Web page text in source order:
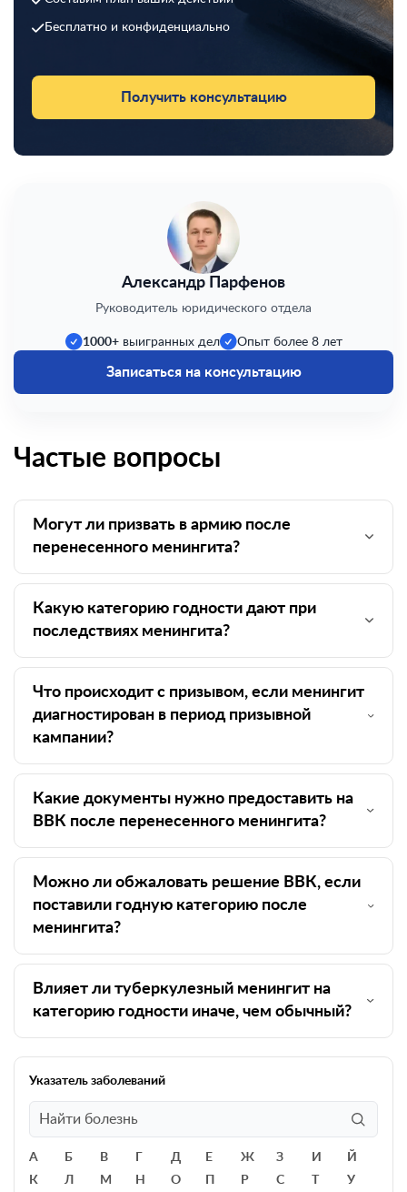
Бесплатно и конфиденциально
Получить консультацию
Александр Парфенов
Руководитель юридического отдела
1000+выигранных дел Опыт более 8 лет
Записаться на консультацию
Частые вопросы
Могут ли призвать в армию после
перенесенного менингита?
Какую категорию годности дают при
последствиях менингита?
Что происходит с призывом, если менингит
диагностирован в период призывной
кампании?
Какие документы нужно предоставить на
ВВК после перенесенного менингита?
Можно ли обжаловать решение ВВК, если
поставили годную категорию после
менингита?
Влияет ли туберкулезный менингит на
категорию годности иначе, чем обычный?
Указатель заболеваний
А Б В Д Е Ж З И
Й
К
Л М Н О Р С У